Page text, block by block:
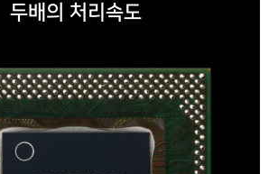
두배의 처리속도